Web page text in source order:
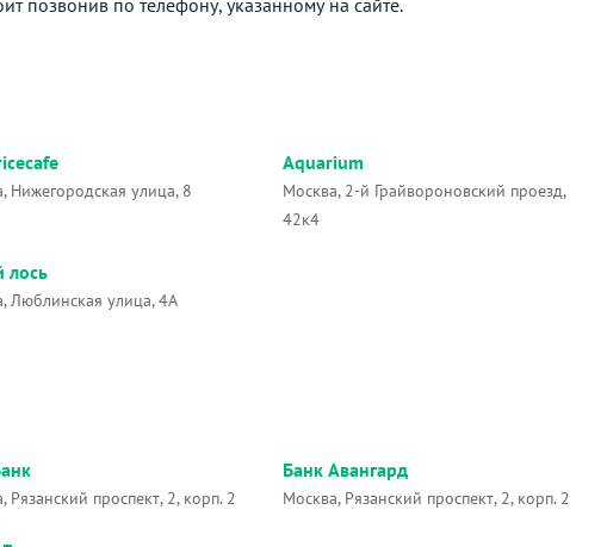
Нижегородская улица, 8
Aquarium
Москва, 2-й Грайвороновский проезд,
42к4
лось
Люблинская улица, 4А
Рязанский проспект, 2, корп. 2
Банк Авангард
Москва, Рязанский проспект, 2, корп. 2